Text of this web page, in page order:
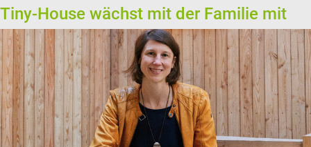
Tiny-House wächst mit der Familie mit